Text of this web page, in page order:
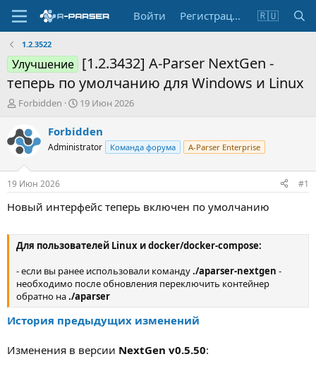
Войти Регистрация 🇷🇺
1.2.3522
Улучшение [1.2.3432] A-Parser NextGen -
теперь по умолчанию для Windows и Linux
А
т
о
р
т
е
м
ы
Forbidden
Д
т
н
а
л
а
19 Июн 2026
Forbidden
Administrator Команда форума A-Parser Enterprise
19 Июн 2026 #1
Новый интерфейс теперь включен по умолчанию
Для пользователей Linux и docker/docker-compose:
- если вы ранее использовали команду./aparser-nextgen -
необходимо после обновления переключить контейнер
обратно на./aparser
История предыдущих изменений
Изменения в версии NextGen v0.5.50: